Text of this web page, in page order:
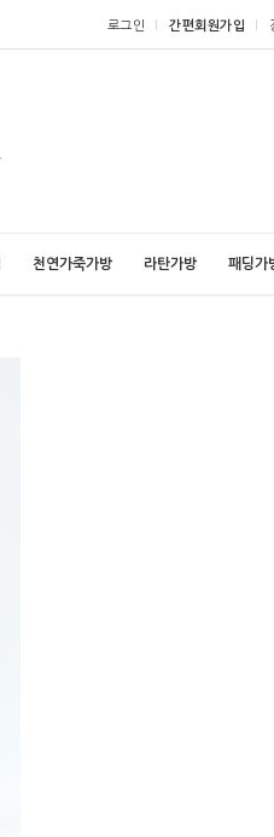
로그인 간편회원가입
천연가죽가방 라탄가방 패딩가